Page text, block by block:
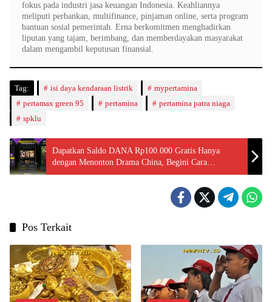
fokus pada industri jasa keuangan Indonesia. Keahliannya
meliputi perbankan, multifinance, pinjaman online, serta program
bantuan sosial pemerintah. Erna berkomitmen menghadirkan
liputan yang tajam, berimbang, dan memberdayakan masyarakat
dalam mengambil keputusan finansial.
Tag: isi daya kendaraan listrik
mypertamina
pertamax green 95
pertamina
pertamina patra niaga
spklu
Dapatkan Saldo DANA Rp100.000 Gratis Hanya
dengan Menonton Drama China, Begini Cara
Mudahnya!
Pos Terkait